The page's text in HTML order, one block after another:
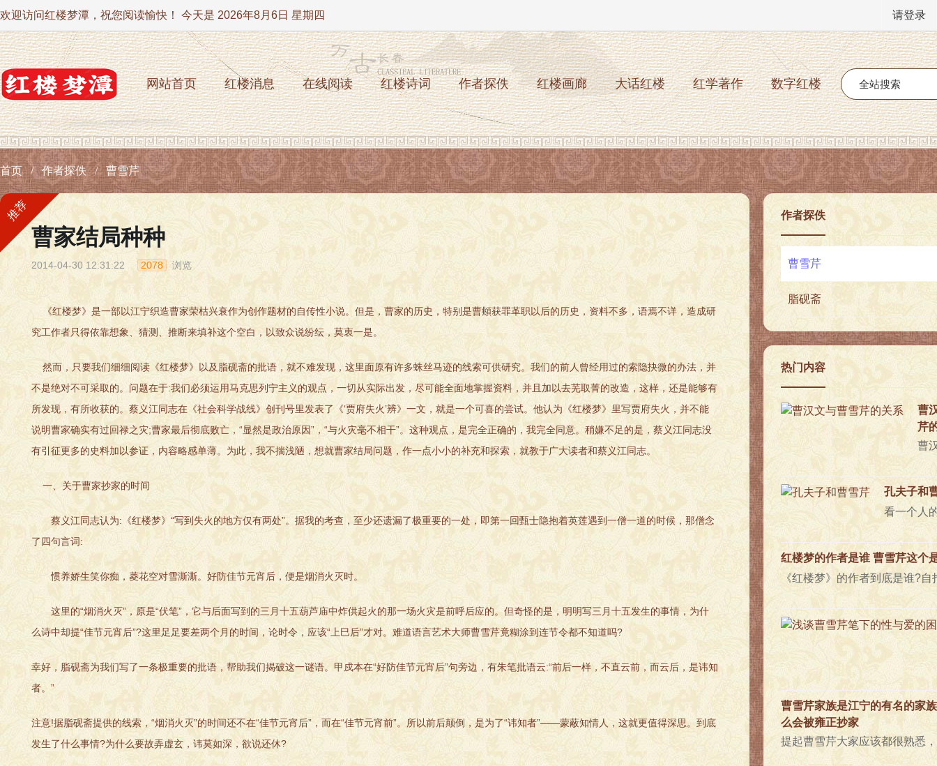
欢迎访问红楼梦潭，祝您阅读愉快！ 今天是 2026年8月6日 星期四 请登录
网站首页 红楼消息 在线阅读 红楼诗词 作者探佚 红楼画廊 大话红楼 红学著作 数字红楼
首页 作者探佚 曹雪芹
推荐
曹家结局种种
2014-04-30 12:31:22 2078 浏览
《红楼梦》是一部以江宁织造曹家荣枯兴衰作为创作题材的自传性小说。但是，曹家的历史，特别是曹頫获罪革职以后的历史，资料不多，语焉不详，造成研
究工作者只得依靠想象、猜测、推断来填补这个空白，以致众说纷纭，莫衷一是。
然而，只要我们细细阅读《红楼梦》以及脂砚斋的批语，就不难发现，这里面原有许多蛛丝马迹的线索可供研究。我们的前人曾经用过的索隐抉微的办法，并
不是绝对不可采取的。问题在于:我们必须运用马克思列宁主义的观点，一切从实际出发，尽可能全面地掌握资料，并且加以去芜取菁的改造，这样，还是能够有
所发现，有所收获的。蔡义江同志在《社会科学战线》创刊号里发表了《‘贾府失火’辨》一文，就是一个可喜的尝试。他认为《红楼梦》里写贾府失火，并不能
说明曹家确实有过回禄之灾;曹家最后彻底败亡，“显然是政治原因”，“与火灾毫不相干”。这种观点，是完全正确的，我完全同意。稍嫌不足的是，蔡义江同志没
有引征更多的史料加以参证，内容略感单薄。为此，我不揣浅陋，想就曹家结局问题，作一点小小的补充和探索，就教于广大读者和蔡义江同志。
一、关于曹家抄家的时间
蔡义江同志认为:《红楼梦》“写到失火的地方仅有两处”。据我的考查，至少还遗漏了极重要的一处，即第一回甄士隐抱着英莲遇到一僧一道的时候，那僧念
了四句言词:
惯养娇生笑你痴，菱花空对雪澌澌。好防佳节元宵后，便是烟消火灭时。
这里的“烟消火灭”，原是“伏笔”，它与后面写到的三月十五葫芦庙中炸供起火的那一场火灾是前呼后应的。但奇怪的是，明明写三月十五发生的事情，为什
么诗中却提“佳节元宵后”?这里足足要差两个月的时间，论时令，应该“上巳后”才对。难道语言艺术大师曹雪芹竟糊涂到连节令都不知道吗?
幸好，脂砚斋为我们写了一条极重要的批语，帮助我们揭破这一谜语。甲戍本在“好防佳节元宵后”句旁边，有朱笔批语云:“前后一样，不直云前，而云后，是讳知
者。”
注意!据脂砚斋提供的线索，“烟消火灭”的时间还不在“佳节元宵后”，而在“佳节元宵前”。所以前后颠倒，是为了“讳知者”——蒙蔽知情人，这就更值得深思。到底
发生了什么事情?为什么要故弄虚玄，讳莫如深，欲说还休?
作者探佚
曹雪芹
脂砚斋
热门内容
曹
芹
孔夫子和
红楼梦的作者是谁 曹雪芹这个
曹雪芹家族是江宁的有名的家
么会被雍正抄家